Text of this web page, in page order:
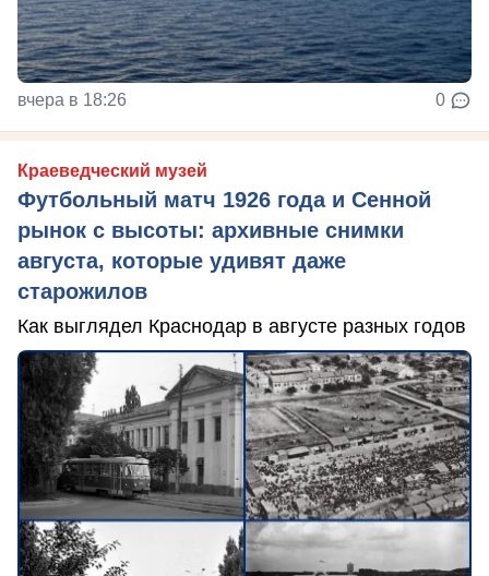
вчера в 18:26 0
Краеведческий музей
Футбольный матч 1926 года и Сенной
рынок с высоты: архивные снимки
августа, которые удивят даже
старожилов
Как выглядел Краснодар в августе разных годов